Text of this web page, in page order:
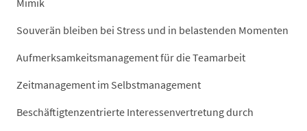
Souverän bleiben bei Stress und in belastenden Momenten
Aufmerksamkeitsmanagement für die Teamarbeit
Zeitmanagement im Selbstmanagement
Beschäftigtenzentrierte Interessenvertretung durch